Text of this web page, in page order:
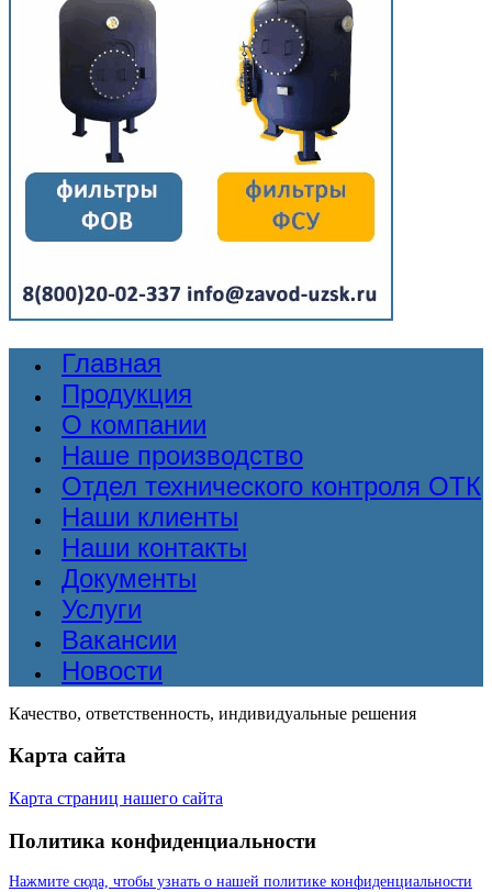
Главная
Продукция
О компании
Наше производство
Отдел технического контроля ОТК
Наши клиенты
Наши контакты
Документы
Услуги
Вакансии
Новости
Качество, ответственность, индивидуальные решения
Карта сайта
Карта страниц нашего сайта
Политика конфиденциальности
Нажмите сюда, чтобы узнать о нашей политике конфиденциальности